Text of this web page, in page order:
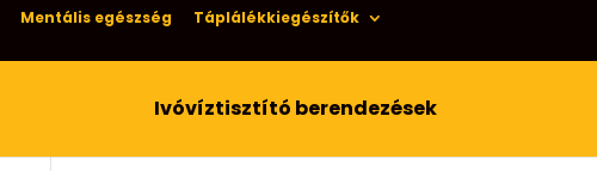
Mentális egészség
Táplálékkiegészítők
Ivóvíztisztító berendezések